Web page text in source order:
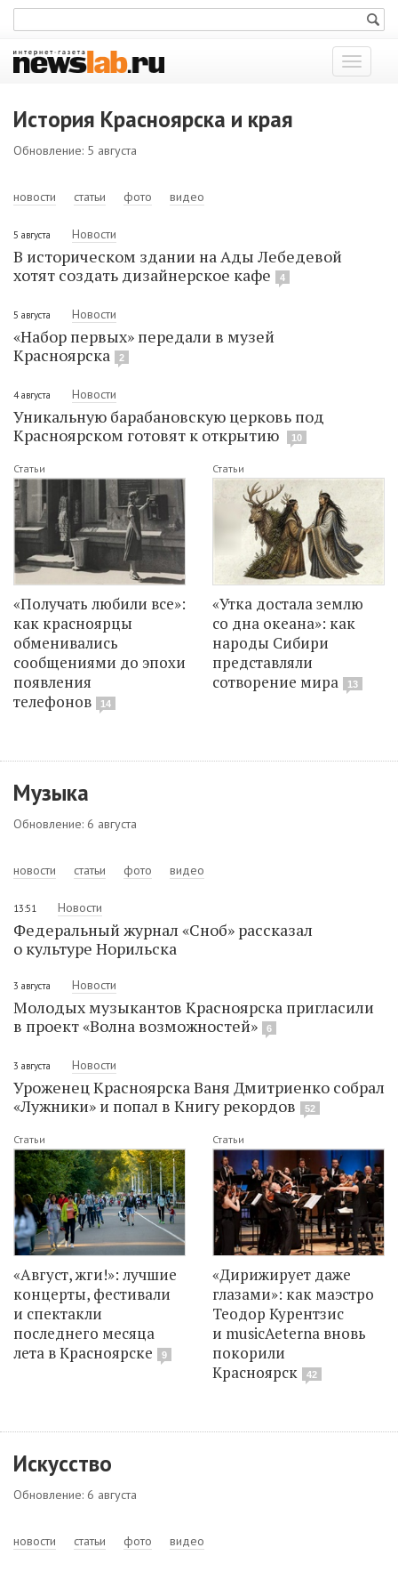
Показать
меню
История Красноярска и края
Обновление: 5 августа
новости статьи фото видео
5 августа Новости
В историческом здании на Ады Лебедевой
хотят создать дизайнерское кафе
4
5 августа Новости
«Набор первых» передали в музей
Красноярска
2
4 августа Новости
Уникальную барабановскую церковь под
Красноярском готовят к открытию
10
Статьи
«Получать любили все»:
как красноярцы
обменивались
сообщениями до эпохи
появления
телефонов
14
Статьи
«Утка достала землю
со дна океана»: как
народы Сибири
представляли
сотворение мира
13
Музыка
Обновление: 6 августа
новости статьи фото видео
13:51 Новости
Федеральный журнал «Сноб» рассказал
о культуре Норильска
3 августа Новости
Молодых музыкантов Красноярска пригласили
в проект «Волна возможностей»
6
3 августа Новости
Уроженец Красноярска Ваня Дмитриенко собрал
«Лужники» и попал в Книгу рекордов
52
Статьи
«Август, жги!»: лучшие
концерты, фестивали
и спектакли
последнего месяца
лета в Красноярске
9
Статьи
«Дирижирует даже
глазами»: как маэстро
Теодор Курентзис
и musicAeterna вновь
покорили
Красноярск
42
Искусство
Обновление: 6 августа
новости статьи фото видео